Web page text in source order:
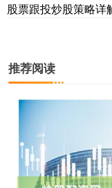
股票跟投炒股策略详
推荐阅读